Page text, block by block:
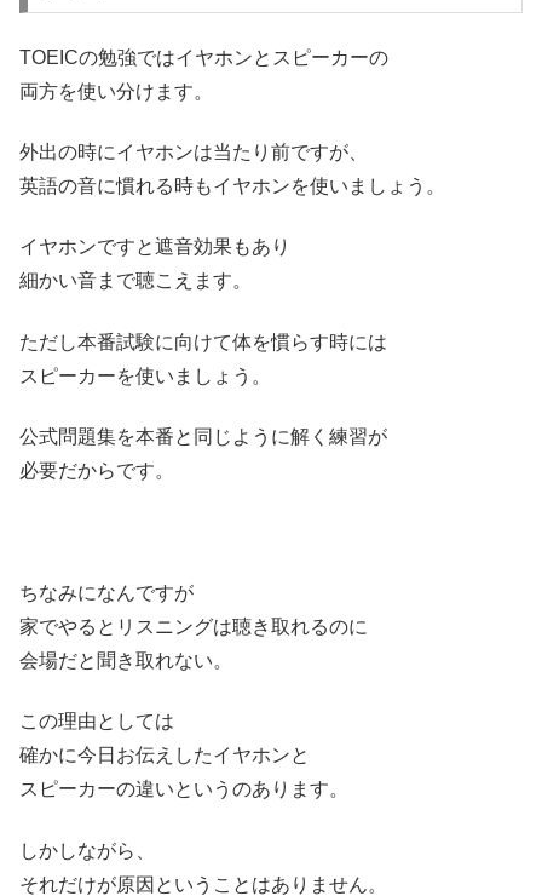
TOEICの勉強ではイヤホンとスピーカーの
両方を使い分けます。
外出の時にイヤホンは当たり前ですが、
英語の音に慣れる時もイヤホンを使いましょう。
イヤホンですと遮音効果もあり
細かい音まで聴こえます。
ただし本番試験に向けて体を慣らす時には
スピーカーを使いましょう。
公式問題集を本番と同じように解く練習が
必要だからです。
ちなみになんですが
家でやるとリスニングは聴き取れるのに
会場だと聞き取れない。
この理由としては
確かに今日お伝えしたイヤホンと
スピーカーの違いというのあります。
しかしながら、
それだけが原因ということはありません。